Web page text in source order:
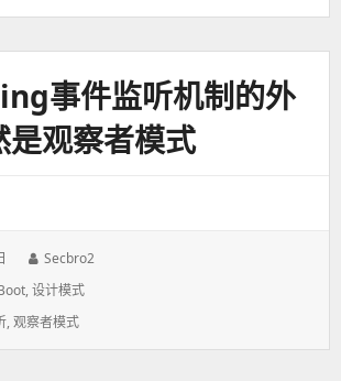
事件监听机制的外
是观察者模式
作
者：
Secbro2
,设计模式
,观察者模式